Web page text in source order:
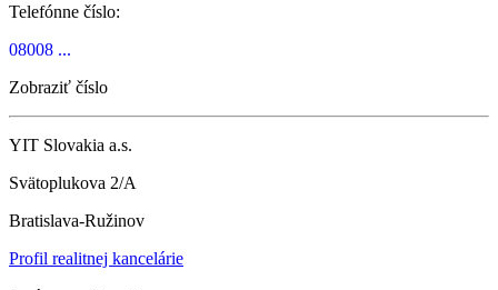
Telefónne číslo:
08008 ...
Zobraziť číslo
YIT Slovakia a.s.
Svätoplukova 2/A
Bratislava-Ružinov
Profil realitnej kancelárie